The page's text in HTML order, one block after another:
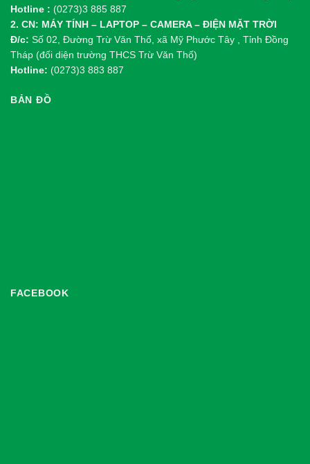
Hotline : (0273)3 885 887
2. CN: MÁY TÍNH – LAPTOP – CAMERA – ĐIỆN MẶT TRỜI
Đ/c: Số 02, Đường Trừ Văn Thố, xã Mỹ Phước Tây , Tỉnh Đồng
Tháp (đối diện trường THCS Trừ Văn Thố)
Hotline: (0273)3 883 887
BẢN ĐỒ
FACEBOOK